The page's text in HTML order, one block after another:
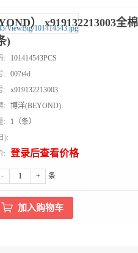
） x919132213003全
)
:
101414543PCS
:
007t4d
:
x919132213003
:
博洋(BEYOND)
:
1（条）
):
:
登录后查看价格
- + 条